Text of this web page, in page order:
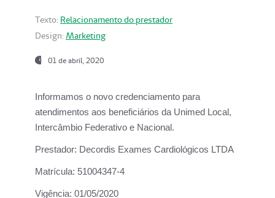
Texto: Relacionamento do prestador
Design: Marketing
01 de abril, 2020
Informamos o novo credenciamento para
atendimentos aos beneficiários da Unimed Local,
Intercâmbio Federativo e Nacional.
Prestador: Decordis Exames Cardiológicos LTDA
Matrícula: 51004347-4
Vigência: 01/05/2020